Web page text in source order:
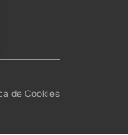
de Cookies